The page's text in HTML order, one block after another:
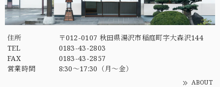
住所
〒012-0107 秋田県湯沢市稲庭町字大森沢144
TEL
0183-43-2803
FAX
0183-43-2857
営業時間
8:30～17:30（月～金）
ABOUT